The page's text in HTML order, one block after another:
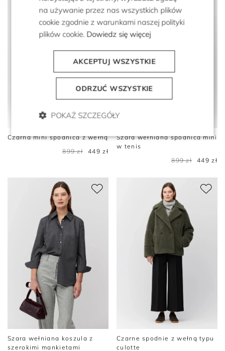
Czarna mini spódnica z wełną
899 zł
449 zł
Szara wełniana spódnica mini
w tenis
899 zł
449 zł
Szara wełniana koszula z
szerokimi mankietami
Czarne spodnie z wełną typu
culotte
na używanie przez nas wszystkich plików
cookie zgodnie z warunkami naszej polityki
plików cookie. Dowiedz się więcej
AKCEPTUJ WSZYSTKIE
ODRZUĆ WSZYSTKIE
POKAŻ SZCZEGÓŁY